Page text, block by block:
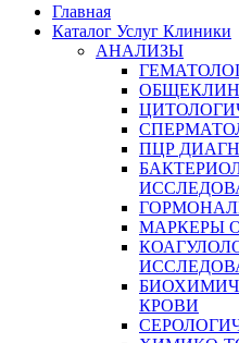
Главная
Каталог Услуг Клиники
АНАЛИЗЫ
ПЦР
МАРКЕРЫ
КРОВИ